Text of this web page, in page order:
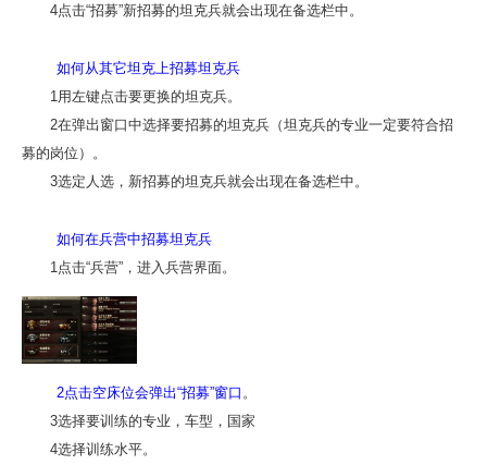
4点击“招募”新招募的坦克兵就会出现在备选栏中。
如何从其它坦克上招募坦克兵
1用左键点击要更换的坦克兵。
2在弹出窗口中选择要招募的坦克兵（坦克兵的专业一定要符合招
募的岗位）。
3选定人选，新招募的坦克兵就会出现在备选栏中。
如何在兵营中招募坦克兵
1点击“兵营”，进入兵营界面。
2点击空床位会弹出“招募”窗口 。
3选择要训练的专业，车型，国家
4选择训练水平。